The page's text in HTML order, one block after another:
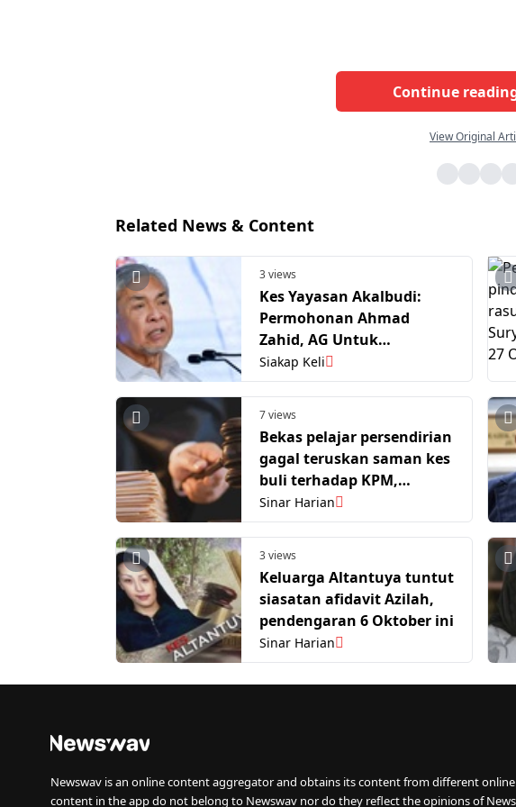
Continue
View Original
Related News & Content
3 views
Kes Yayasan Akalbudi:
Permohonan Ahmad
Zahid, AG Untuk
Kebenaran Merayu
Didengar 8 Okt
Siakap Keli
7 views
Bekas pelajar persendirian
gagal teruskan saman kes
buli terhadap KPM,
kerajaan
Sinar Harian
3 views
Keluarga Altantuya tuntut
siasatan afidavit Azilah,
pendengaran 6 Oktober ini
Sinar Harian
Newswav is an online content aggregator and obtains its content from different online
content in the app do not belong to Newswav nor do they reflect the opinions of